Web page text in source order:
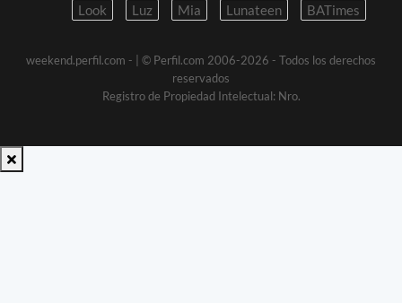
Look
Luz Mia Lunateen BATimes
weekend.perfil.com - | © Perfil.com 2006-2026 - Todos los derechos
reservados
Registro de Propiedad Intelectual: Nro.